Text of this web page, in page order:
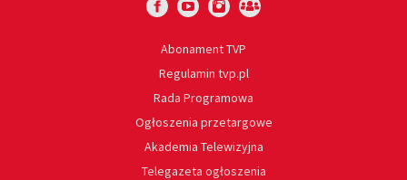
Abonament TVP
Regulamin tvp.pl
Rada Programowa
Ogłoszenia przetargowe
Akademia Telewizyjna
Telegazeta ogłoszenia